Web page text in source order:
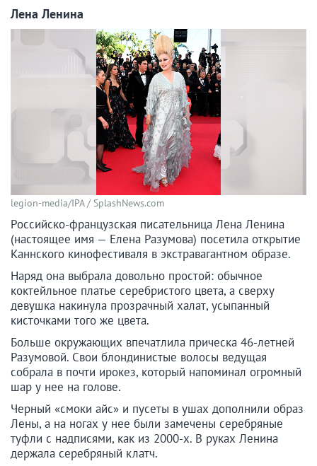
Лена Ленина
legion-media/IPA / SplashNews.com
Российско-французская писательница Лена Ленина
(настоящее имя — Елена Разумова) посетила открытие
Каннского кинофестиваля в экстравагантном образе.
Наряд она выбрала довольно простой: обычное
коктейльное платье серебристого цвета, а сверху
девушка накинула прозрачный халат, усыпанный
кисточками того же цвета.
Больше окружающих впечатлила прическа 46-летней
Разумовой. Свои блондинистые волосы ведущая
собрала в почти ирокез, который напоминал огромный
шар у нее на голове.
Черный «смоки айс» и пусеты в ушах дополнили образ
Лены, а на ногах у нее были замечены серебряные
туфли с надписями, как из 2000-х. В руках Ленина
держала серебряный клатч.